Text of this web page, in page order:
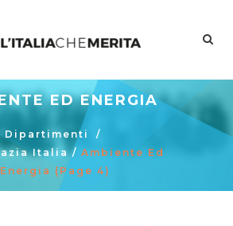
ED ENERGIA
Dipartimenti
/
Italia/ Ambiente Ed
Energia (Page 4)